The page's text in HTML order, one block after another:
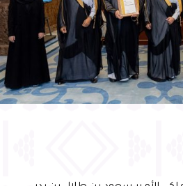
دور الشركاء والداعمين والجهات
مؤكدًا أن تكامل الجهود بين
الحكومية والقطاع الخاص يمثل
المستدام، وتعزيز المسؤولية
الواعدة من الإسهام في بناء
الوطنية النوعية، ويؤكد ما